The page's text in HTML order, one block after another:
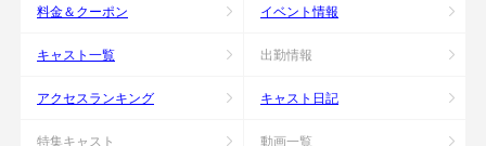
料金＆クーポン イベント情報
キャスト一覧 出勤情報
アクセスランキング キャスト日記
特集キャスト 動画一覧